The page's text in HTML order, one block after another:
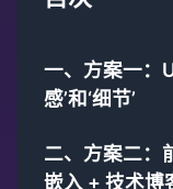
一、方案一：
感’和‘细节’
二、方案二
嵌入 + 技术博